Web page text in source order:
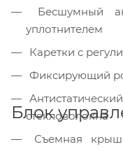
уплотнителем
Каретки с
Фиксирующий
стекловолокна
Блок